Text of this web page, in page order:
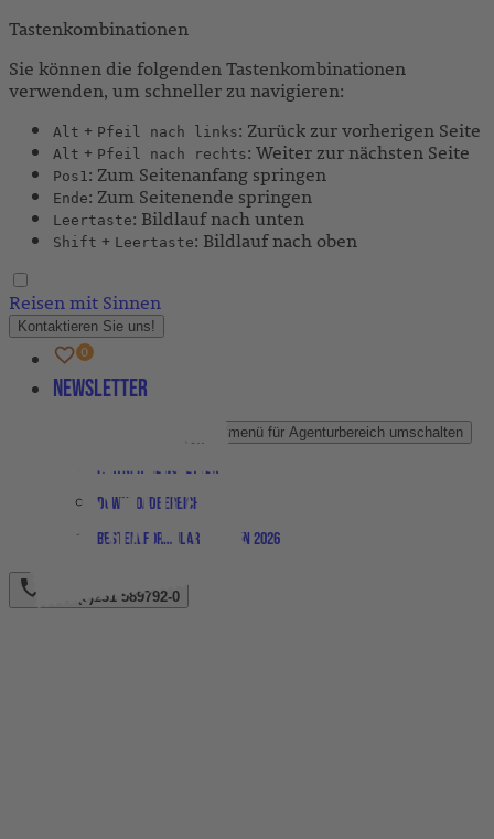
Tastenkombinationen
Sie können die folgenden Tastenkombinationen
verwenden, um schneller zu navigieren:
Alt + Pfeil nach links: Zurück zur vorherigen Seite
Alt + Pfeil nach rechts: Weiter zur nächsten Seite
Pos1: Zum Seitenanfang springen
Ende: Zum Seitenende springen
Leertaste: Bildlauf nach unten
Shift + Leertaste: Bildlauf nach oben
Reisen mit Sinnen
Kontaktieren Sie uns!
Newsletter
Untermenü für Agenturbereich umschalten
Downloadbereich
Bestellformular Magazin 2026
+49 (0)231 589792-0